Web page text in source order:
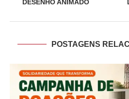
DESENHO ANIMADO
POSTAGENS